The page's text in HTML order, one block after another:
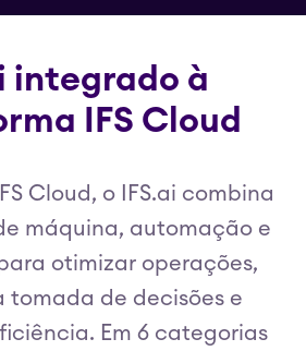
integrado à
IFS Cloud
Cloud, o IFS.ai combina
máquina, automação e
otimizar operações,
tomada de decisões e
Em 6 categorias